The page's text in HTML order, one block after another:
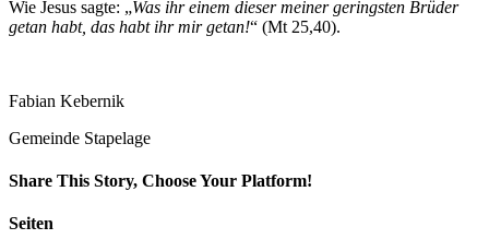
Wie Jesus sagte: „Was ihr einem dieser meiner geringsten Brüder
getan habt, das habt ihr mir getan!“ (Mt 25,40).
Fabian Kebernik
Gemeinde Stapelage
Share This Story, Choose Your Platform!
Facebook
Twitter
LinkedIn
Reddit
Whatsapp
Google+
Tumblr
Pinterest
Vk
Email
Seiten